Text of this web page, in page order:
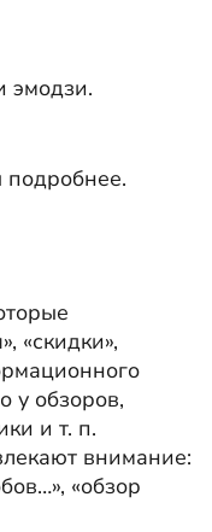
эмодзи.
подробнее.
«скидки»,
у обзоров,
и т. п.
внимание:
«обзор